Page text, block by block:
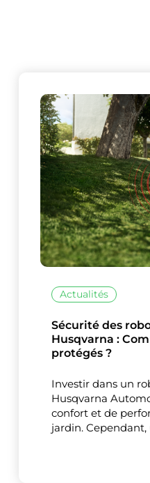
Actualités
Sécurité des
Husqvarna :
protégés ?
Investir dans un
Husqvarna
confort et de
jardin. Cependant,